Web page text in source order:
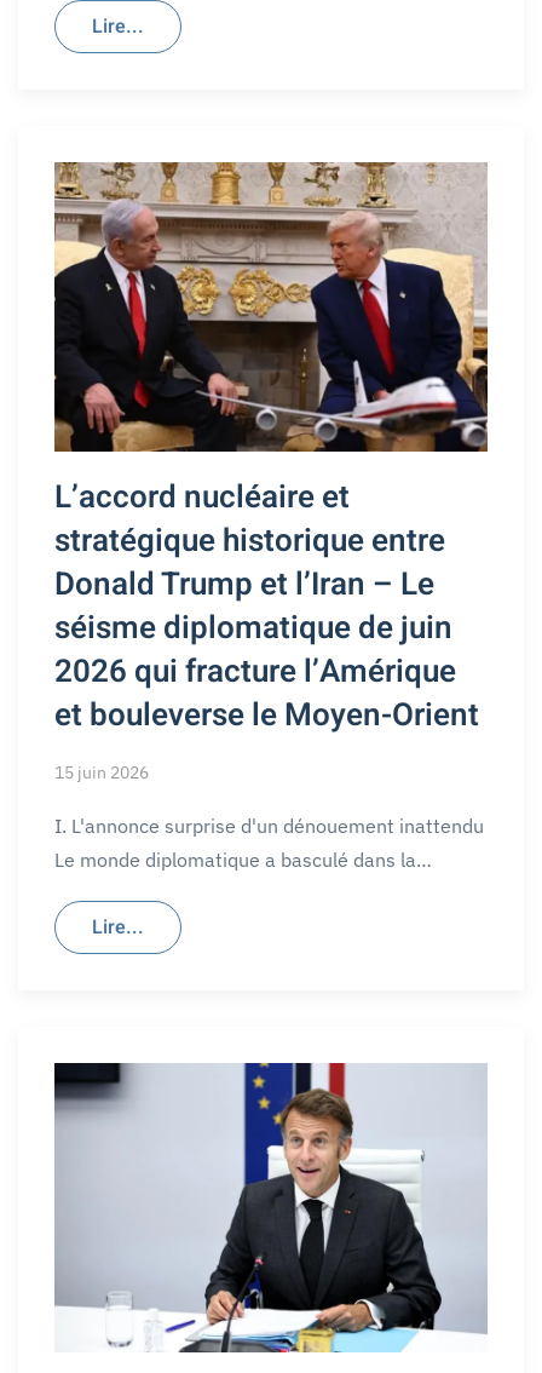
Lire...
L’accord nucléaire et
stratégique historique entre
Donald Trump et l’Iran – Le
séisme diplomatique de juin
2026 qui fracture l’Amérique
et bouleverse le Moyen-Orient
15 juin 2026
I. L'annonce surprise d'un dénouement inattendu
Le monde diplomatique a basculé dans la…
Lire...